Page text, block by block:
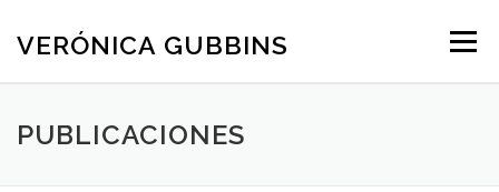
VERÓNICA GUBBINS Menú
PUBLICACIONES